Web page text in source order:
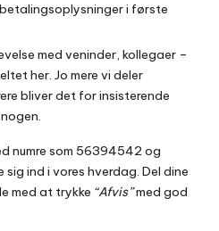
i første
med veninder, kollegaer –
her. Jo mere vi deler
bliver det for insisterende
numre som 56394542 og
ind i vores hverdag. Del dine
med at trykke “Afvis”med god